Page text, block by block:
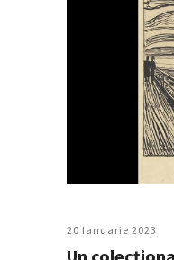
20 Ianuarie 2023